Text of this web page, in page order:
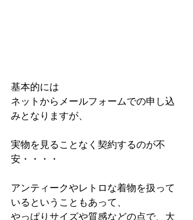
基本的には
ネットからメールフォームでの申し込
みとなりますが、
実物を見ることなく契約するのが不
安・・・・
アンティークやレトロな着物を扱って
いるということもあって、
やっぱりサイズや質感などの点で、大